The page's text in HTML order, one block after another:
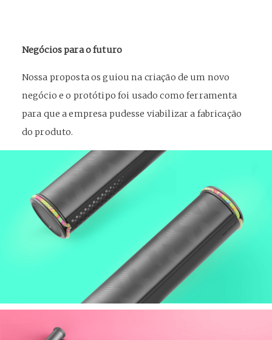
Negócios para o futuro
Nossa proposta os guiou na criação de um novo
negócio e o protótipo foi usado como ferramenta
para que a empresa pudesse viabilizar a fabricação
do produto.